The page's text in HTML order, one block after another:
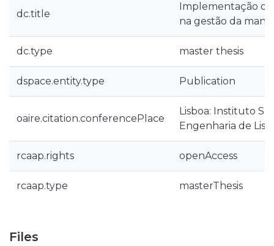
dc.title
Implementação
na gestão da
dc.type master thesis
dspace.entity.type Publication
oaire.citation.conferencePlace
Lisboa: Instituto
Engenharia de
rcaap.rights openAccess
rcaap.type masterThesis
Files